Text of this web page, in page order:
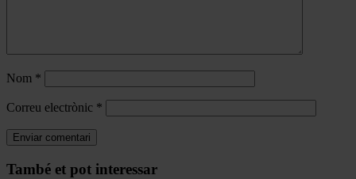
Nom *
Correu electrònic *
Navegar
També et pot interessar